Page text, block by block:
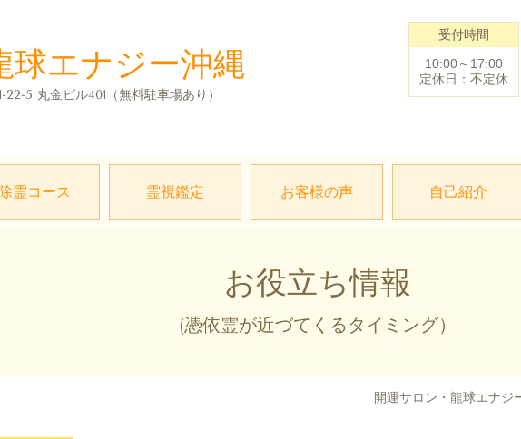
球エナジー沖縄
22-5 丸金ビル401（無料駐車場あり）
受付時間
10:00～17:00
定休日：不定休
除霊コース 霊視鑑定 お客様の声 自己紹介
お役立ち情報
(憑依霊が近づてくるタイミング）
開運サロン・龍球エナジ